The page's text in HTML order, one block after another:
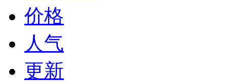
价格
人气
更新